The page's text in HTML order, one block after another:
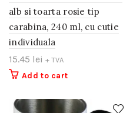
alb si toarta rosie tip
carabina, 240 ml, cu cutie
individuala
15.45 lei + TVA
Add to cart